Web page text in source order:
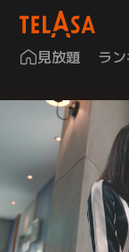
見放題 ラ